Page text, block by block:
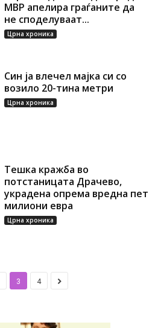
МВР апелира граѓаните да
не споделуваат...
Црна хроника
Син ја влечел мајка си со
возило 20-тина метри
Црна хроника
Тешка кражба во
потстаницата Драчево,
украдена опрема вредна пет
милиони евра
Црна хроника
3 4